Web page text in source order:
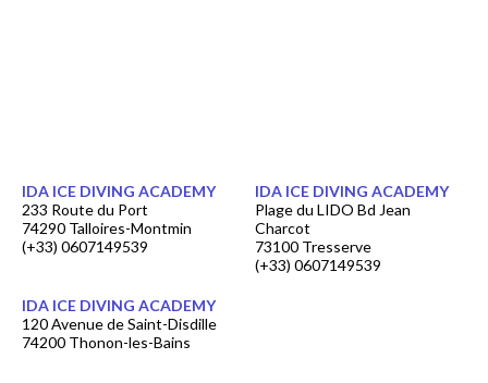
IDA ICE DIVING ACADEMY
233 Route du Port
74290 Talloires-Montmin
(+33) 0607149539
IDA ICE DIVING ACADEMY
Plage du LIDO Bd Jean
Charcot
73100 Tresserve
(+33) 0607149539
IDA ICE DIVING ACADEMY
120 Avenue de Saint-Disdille
74200 Thonon-les-Bains